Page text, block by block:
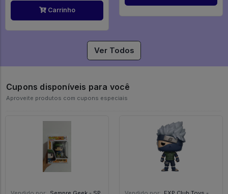
Carrinho
Ver Todos
Cupons disponíveis para você
Aproveite produtos com cupons especiais